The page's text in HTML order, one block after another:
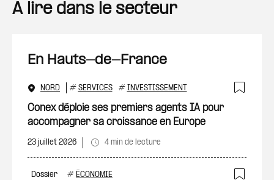
A lire dans le secteur
En Hauts-de-France
NORD # SERVICES # INVESTISSEMENT
Conex déploie ses premiers agents IA pour
accompagner sa croissance en Europe
23 juillet 2026 4 min de lecture
Dossier # ÉCONOMIE